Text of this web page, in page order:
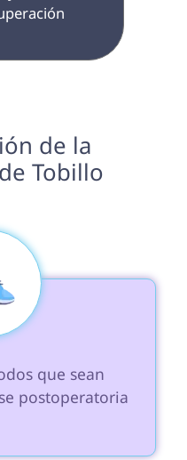
Tobillo
postoperatoria